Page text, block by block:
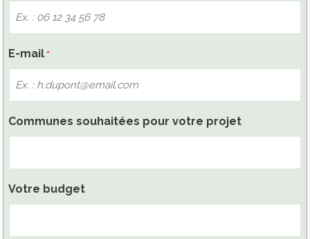
E-mail *
Communes souhaitées pour votre projet
Votre budget